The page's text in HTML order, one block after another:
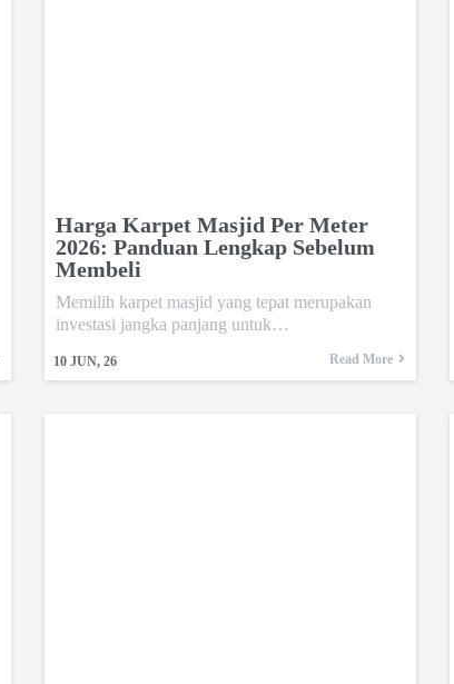
Harga Karpet Masjid Per Meter
2026: Panduan Lengkap Sebelum
Membeli
10 JUN, 26
Memilih karpet masjid yang tepat merupakan
investasi jangka panjang untuk…
Read More